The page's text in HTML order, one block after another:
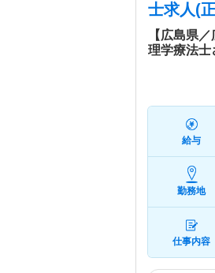
士求人(
【広島県
理学療法
給与
勤務地
仕事内容